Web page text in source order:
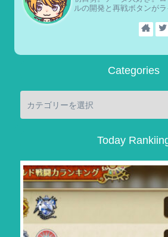
ルの開発と再戦ボタンが
Categories
Today